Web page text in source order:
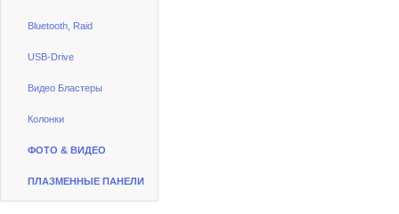
Bluetooth, Raid
USB-Drive
Видео Бластеры
Колонки
ФОТО & ВИДЕО
ПЛАЗМЕННЫЕ ПАНЕЛИ